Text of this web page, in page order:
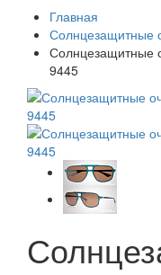
Главная
Солнцезащитные
Солнцезащитные
9445